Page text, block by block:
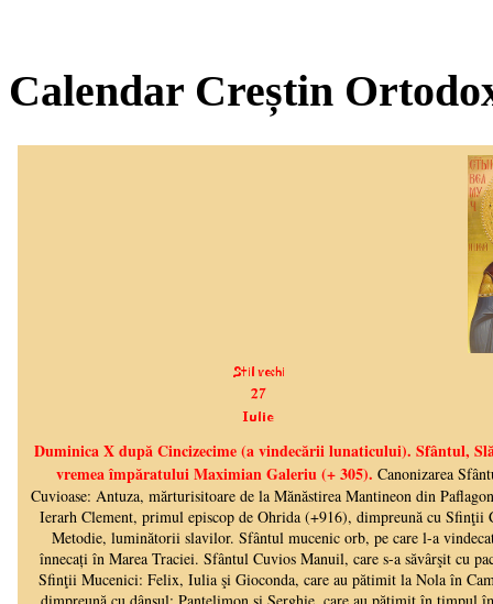
Calendar Creștin